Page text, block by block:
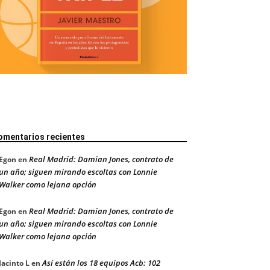
recientes
en Real Madrid: Damian Jones, contrato de
año; siguen mirando escoltas con Lonnie
como lejana opción
en Real Madrid: Damian Jones, contrato de
año; siguen mirando escoltas con Lonnie
como lejana opción
LenAsí están los 18 equipos Acb: 102